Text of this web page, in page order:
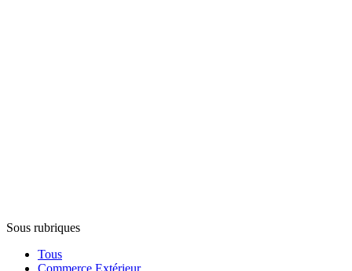
Sous rubriques
Tous
Commerce Extérieur